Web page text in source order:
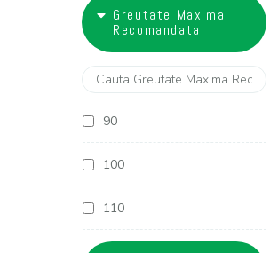
27 cm
28 cm
29 cm
30 cm
32 cm
Greutate Maxima
Recomandata
90
100
110